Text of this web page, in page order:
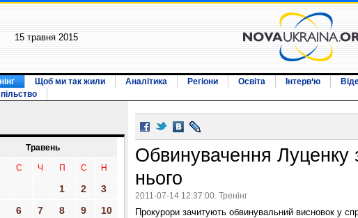
15 травня 2015
Щоб ми так жили Аналітика Регіони Освіта Інтерв‘ю
Травень
С Ч П С Н
1 2
3
6 7 8 9
10
Обвинувачення Луценку
нього
2011-07-14 12:37:00. Тренінг
Прокурори зачитують обвинувальний висновок у